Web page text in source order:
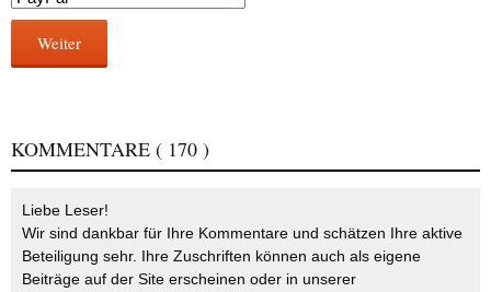
Weiter
KOMMENTARE ( 170 )
Liebe Leser!
Wir sind dankbar für Ihre Kommentare und schätzen Ihre aktive
Beteiligung sehr. Ihre Zuschriften können auch als eigene
Beiträge auf der Site erscheinen oder in unserer